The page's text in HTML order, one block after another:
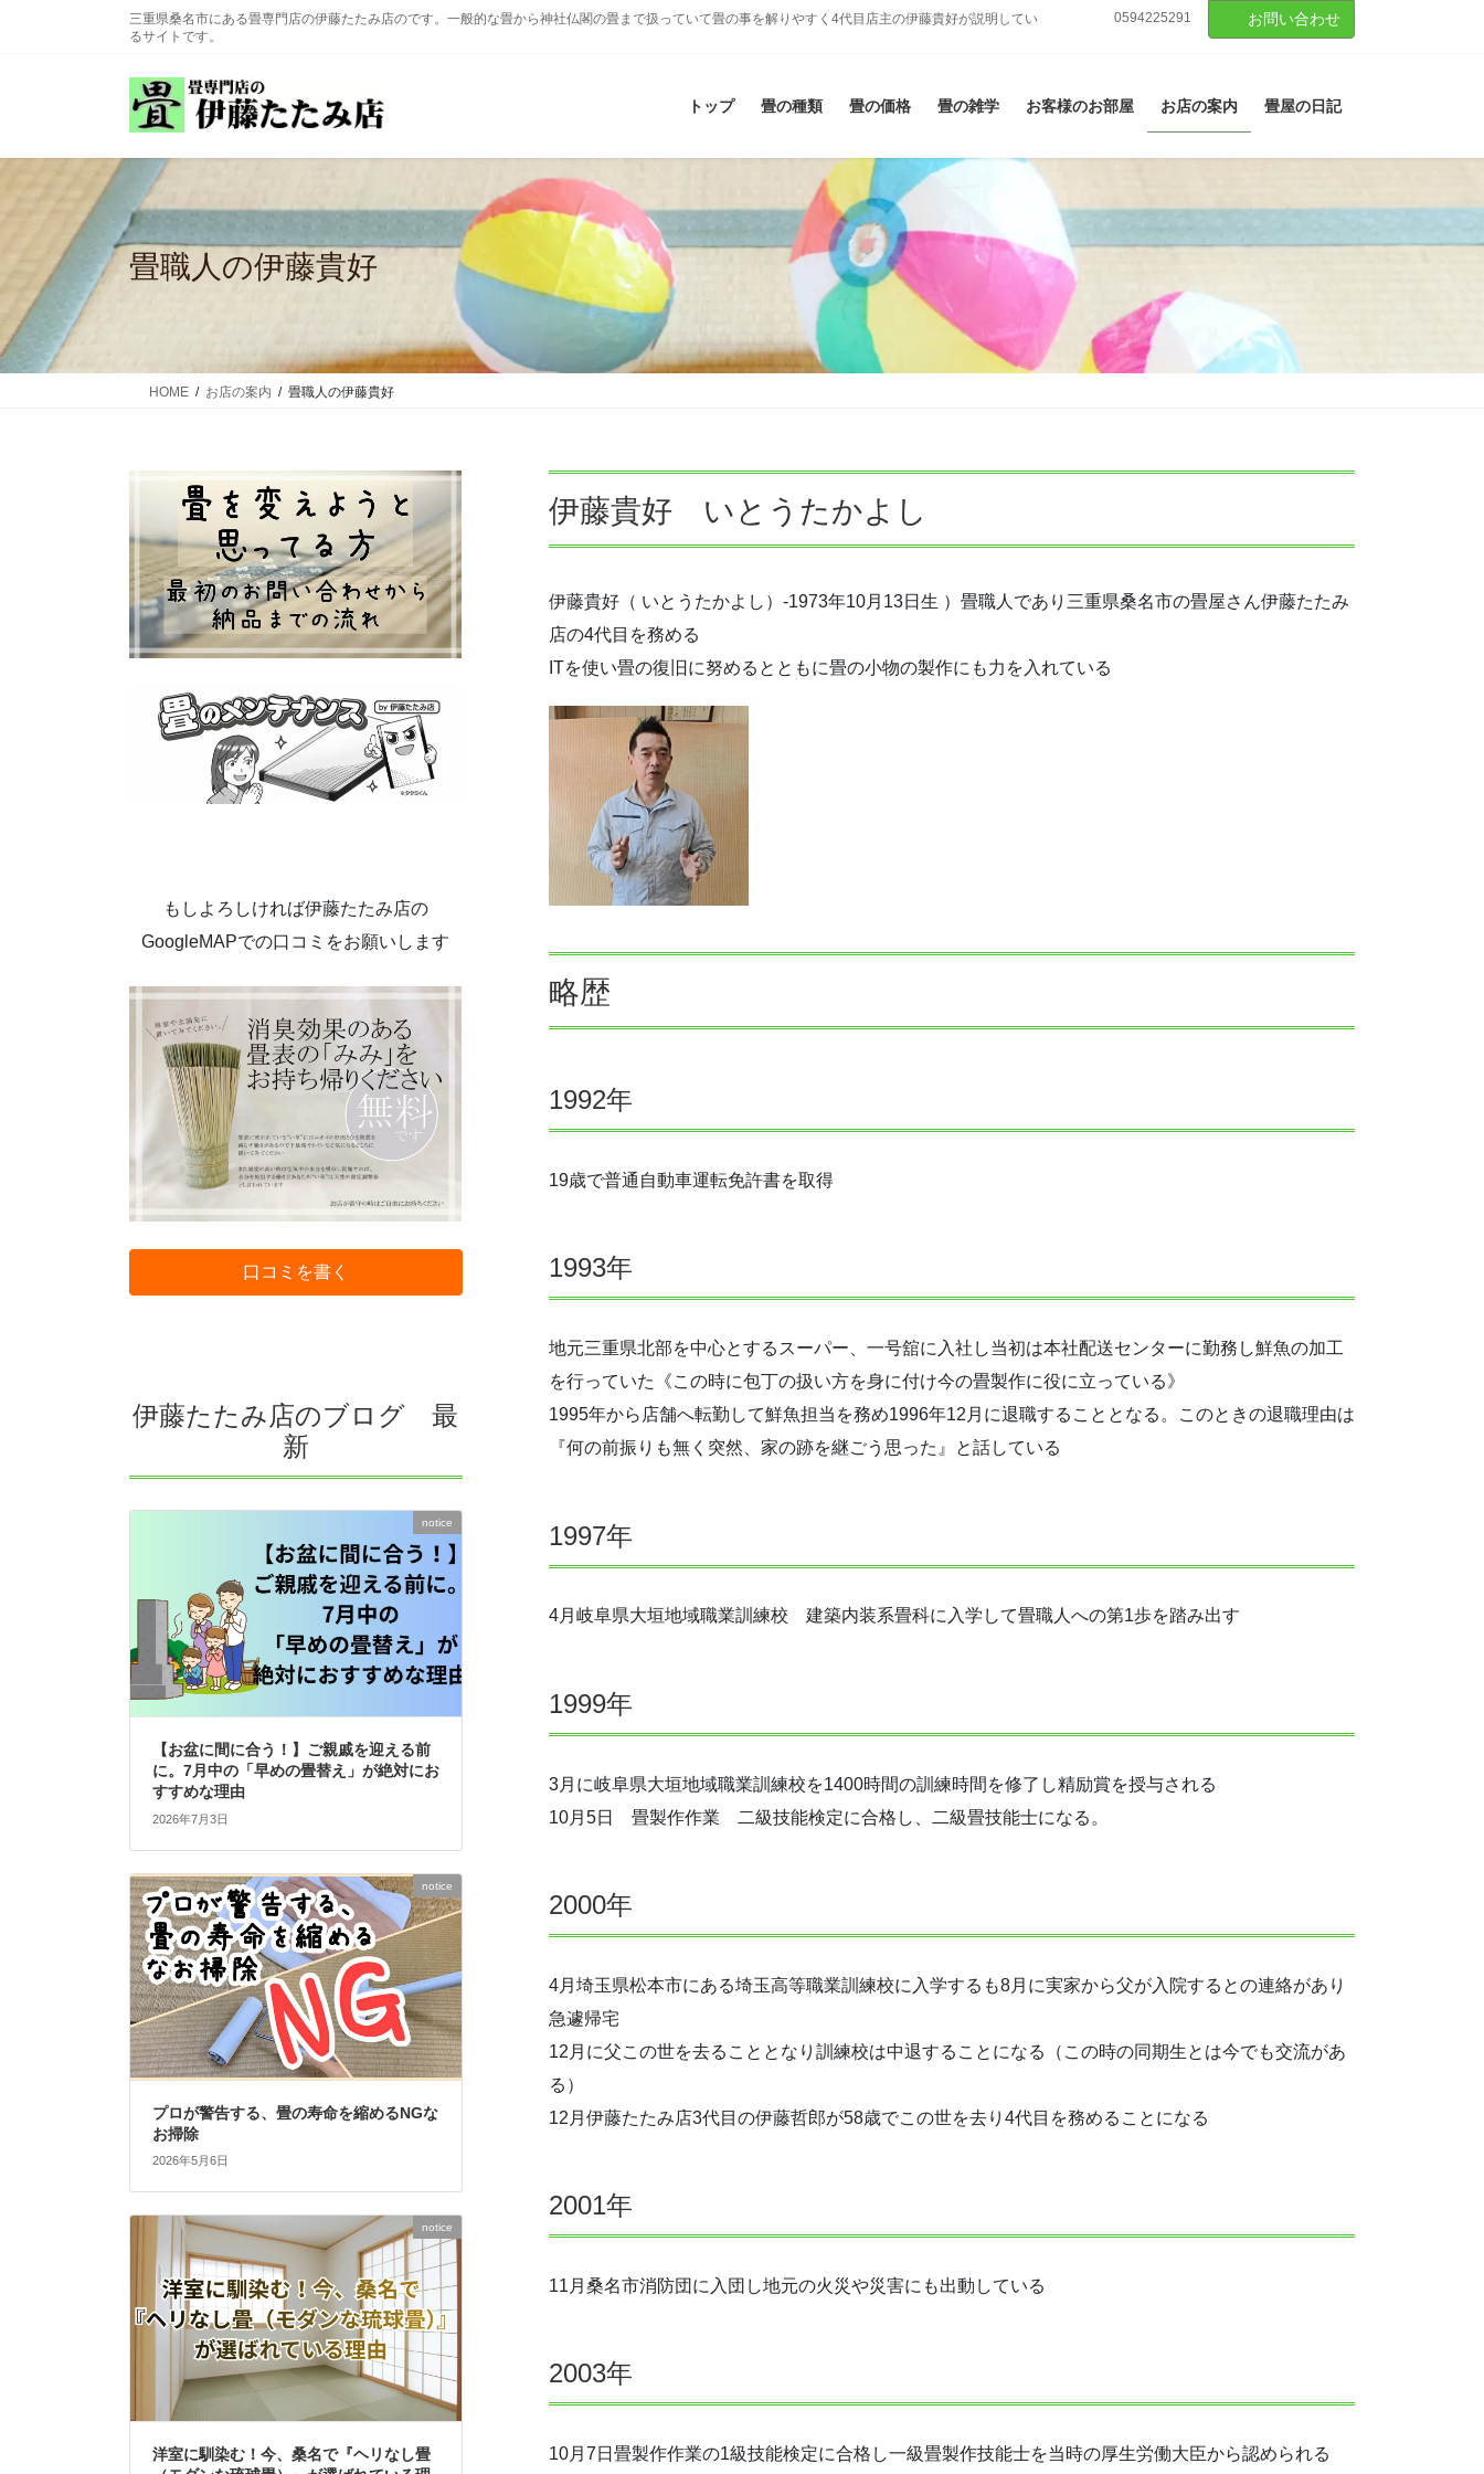
三重県桑名市にある畳専門店の伊藤たたみ店のです。一般的な畳から神社仏閣の畳まで扱っていて畳の事を解りやすく4代目店主の伊藤貴好が説明してい
るサイトです。
0594225291 お問い合わせ
トップ 畳の種類 畳の価格 畳の雑学 お客様のお部屋 お店の案内 畳屋の日記
畳職人の伊藤貴好
HOME お店の案内 畳職人の伊藤貴好
伊藤貴好 いとうたかよし
伊藤貴好（ いとうたかよし）-1973年10月13日生 ）畳職人であり三重県桑名市の畳屋さん伊藤たたみ
店の4代目を務める
ITを使い畳の復旧に努めるとともに畳の小物の製作にも力を入れている
略歴
1992年
19歳で普通自動車運転免許書を取得
1993年
地元三重県北部を中心とするスーパー、一号舘に入社し当初は本社配送センターに勤務し鮮魚の加工
を行っていた《この時に包丁の扱い方を身に付け今の畳製作に役に立っている》
1995年から店舗へ転勤して鮮魚担当を務め1996年12月に退職することとなる。このときの退職理由は
『何の前振りも無く突然、家の跡を継ごう思った』と話している
1997年
4月岐阜県大垣地域職業訓練校 建築内装系畳科に入学して畳職人への第1歩を踏み出す
1999年
3月に岐阜県大垣地域職業訓練校を1400時間の訓練時間を修了し精励賞を授与される
10月5日 畳製作作業 二級技能検定に合格し、二級畳技能士になる。
2000年
4月埼玉県松本市にある埼玉高等職業訓練校に入学するも8月に実家から父が入院するとの連絡があり
急遽帰宅
12月に父この世を去ることとなり訓練校は中退することになる（この時の同期生とは今でも交流があ
る）
12月伊藤たたみ店3代目の伊藤哲郎が58歳でこの世を去り4代目を務めることになる
2001年
11月桑名市消防団に入団し地元の火災や災害にも出動している
2003年
10月7日畳製作作業の1級技能検定に合格し一級畳製作技能士を当時の厚生労働大臣から認められる
もしよろしければ伊藤たたみ店の
GoogleMAPでの口コミをお願いします
口コミを書く
伊藤たたみ店のブログ 最
新
notice
【お盆に間に合う！】ご親戚を迎える前
に。7月中の「早めの畳替え」が絶対にお
すすめな理由
2026年7月3日
notice
プロが警告する、畳の寿命を縮めるNGな
お掃除
2026年5月6日
notice
洋室に馴染む！今、桑名で『ヘリなし畳